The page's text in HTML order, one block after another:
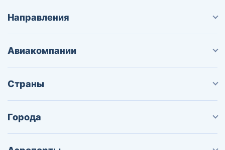
Направления
Авиакомпании
Страны
Города